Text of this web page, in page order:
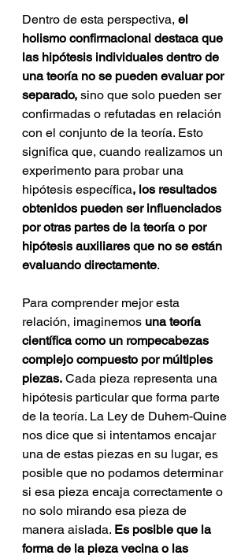
Dentro de esta perspectiva, el
holismo confirmacional destaca que
las hipótesis individuales dentro de
una teoría no se pueden evaluar por
separado, sino que solo pueden ser
confirmadas o refutadas en relación
con el conjunto de la teoría. Esto
significa que, cuando realizamos un
experimento para probar una
hipótesis específica, los resultados
obtenidos pueden ser influenciados
por otras partes de la teoría o por
hipótesis auxiliares que no se están
evaluando directamente.
Para comprender mejor esta
relación, imaginemos una teoría
científica como un rompecabezas
complejo compuesto por múltiples
piezas. Cada pieza representa una
hipótesis particular que forma parte
de la teoría. La Ley de Duhem-Quine
nos dice que si intentamos encajar
una de estas piezas en su lugar, es
posible que no podamos determinar
si esa pieza encaja correctamente o
no solo mirando esa pieza de
manera aislada. Es posible que la
forma de la pieza vecina o las